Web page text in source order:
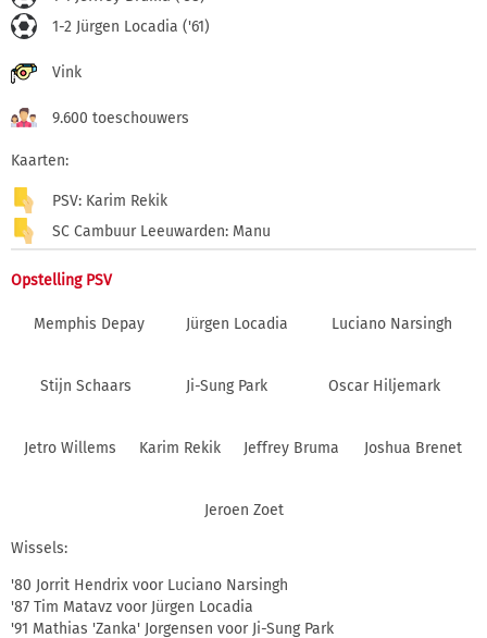
1-2 Jürgen Locadia ('61)
Vink
9.600 toeschouwers
Kaarten:
PSV: Karim Rekik
SC Cambuur Leeuwarden: Manu
Opstelling PSV
Memphis Depay Jürgen Locadia Luciano Narsingh
Stijn Schaars Ji-Sung Park Oscar Hiljemark
Jetro Willems Karim Rekik Jeffrey Bruma Joshua Brenet
Jeroen Zoet
Wissels:
'80 Jorrit Hendrix voor Luciano Narsingh
'87 Tim Matavz voor Jürgen Locadia
'91 Mathias 'Zanka' Jorgensen voor Ji-Sung Park